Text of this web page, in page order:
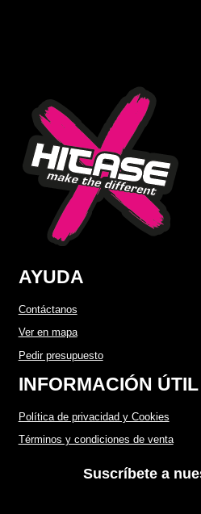
AYUDA
Contáctanos
Ver en mapa
Pedir presupuesto
INFORMACIÓN ÚTIL
Política de privacidad y Cookies
Términos y condiciones de venta
Suscríbete a